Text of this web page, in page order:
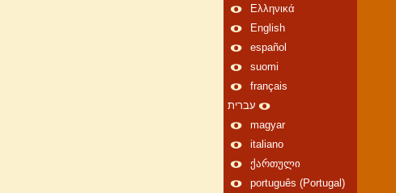
Ελληνικά
English
español
suomi
français
עברית
magyar
italiano
ქართული
português (Portugal)